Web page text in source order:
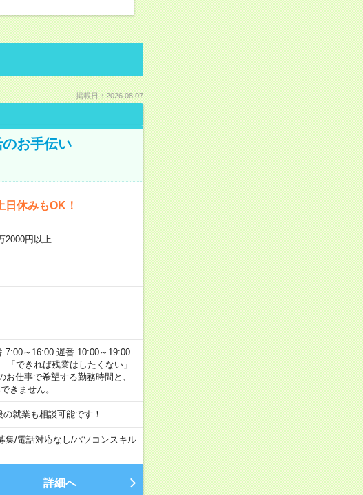
掲載日：2026.08.07
お手伝い
休みもOK！
円以上
7:00～16:00 遅番 10:00～19:00
「できれば残業はしたくない」
仕事で希望する勤務時間と、
きません。
就業も相談可能です！
集/電話対応なし/パソコンスキル
詳細へ